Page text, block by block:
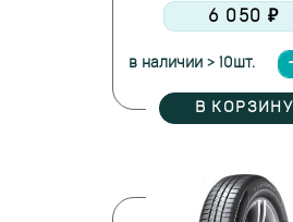
6 050 ₽
в наличии > 10шт.
В КОРЗИНУ